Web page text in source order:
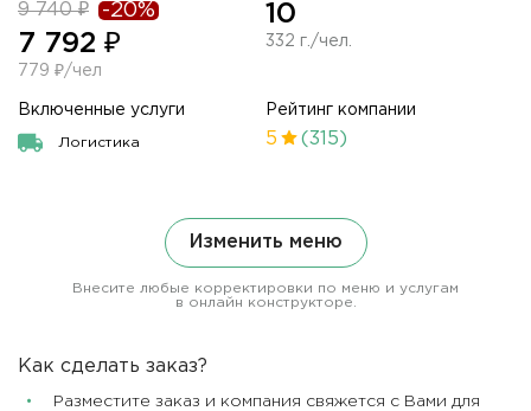
9 740 ₽ -20%
7 792 ₽
779 ₽/чел
10
332 г./чел.
Включенные услуги
Логистика
Рейтинг компании
5 (315)
Изменить меню
Внесите любые корректировки по меню и услугам
в онлайн конструкторе.
Как сделать заказ?
Разместите заказ и компания свяжется с Вами для